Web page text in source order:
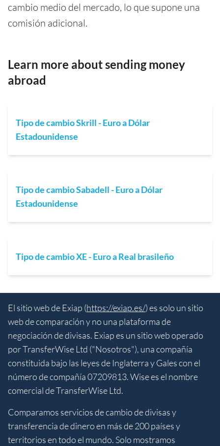
cambio medio del mercado, lo que supone una
comisión adicional.
Learn more about sending money
abroad
Tipo de cambio Skrill - Euro a Dólar
Estadounidense
Tipo de cambio Sabadell - Euro a Dólar
Estadounidense
Tipo de cambio XE - Euro a Real brasileño
El sitio web de Exiap (https://exiap.es/) es solo un sitio
web de comparación y no una plataforma de
negociación de divisas. Exiap es un sitio web operado
por TransferWise Ltd ("Nosotros"), una compañía
constituida bajo las leyes de Inglaterra y Gales con el
número de compañía 07209813. Wise es el nombre
comercial de TransferWise Ltd.
Comparamos servicios de cambio de divisas y
transferencia de dinero en más de 200 países y
territorios en todo el mundo. Solo mostramos